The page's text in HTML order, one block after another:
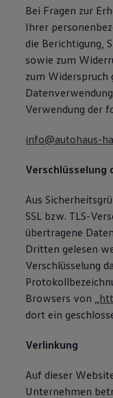
Bei Fragen zur
Ihrer
die Berichtigung,
sowie zum
zum Widerspruch
Verwendung der
info@autohaus-
Verschlüsselung
Aus
SSL bzw. TLS-
übertragene
Dritten gelesen
Verschlüsselung
Browsers von „
dort ein
Verlinkung
Auf dieser
Unternehmen